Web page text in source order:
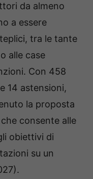
da almeno
a essere
tra le tante
alle case
Con 458
14 astensioni,
la proposta
consente alle
obiettivi di
su un